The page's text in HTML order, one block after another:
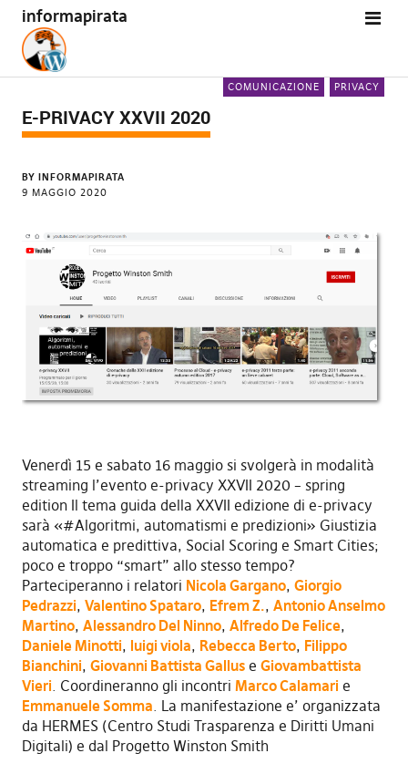
informapirata
COMUNICAZIONE PRIVACY
E-PRIVACY XXVII 2020
BY INFORMAPIRATA
9 MAGGIO 2020
Venerdì 15 e sabato 16 maggio si svolgerà in modalità
streaming l’evento e-privacy XXVII 2020 – spring
edition Il tema guida della XXVII edizione di e-privacy
sarà «#Algoritmi, automatismi e predizioni» Giustizia
automatica e predittiva, Social Scoring e Smart Cities;
poco e troppo “smart” allo stesso tempo?
Parteciperanno i relatori Nicola Gargano, Giorgio
Pedrazzi, Valentino Spataro, Efrem Z., Antonio Anselmo
Martino, Alessandro Del Ninno, Alfredo De Felice,
Daniele Minotti, luigi viola, Rebecca Berto, Filippo
Bianchini, Giovanni Battista Galluse Giovambattista
Vieri. Coordineranno gli incontri Marco Calamari e
Emmanuele Somma. La manifestazione e’ organizzata
da HERMES (Centro Studi Trasparenza e Diritti Umani
Digitali) e dal Progetto Winston Smith